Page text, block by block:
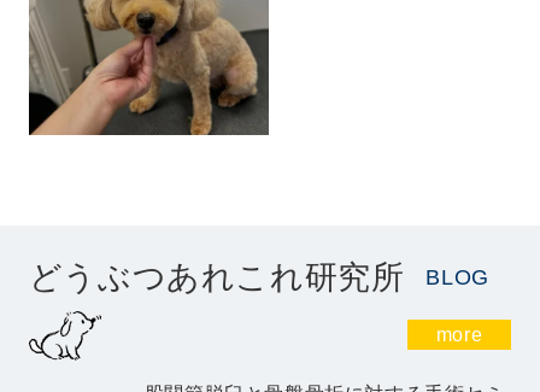
どうぶつあれこれ研究所 BLOG
more